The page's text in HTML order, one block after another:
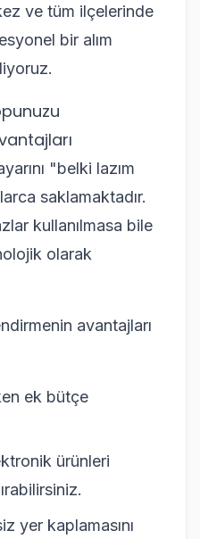
ve tüm ilçelerinde
bir alım
"belki lazım
saklamaktadır.
kullanılmasa bile
olarak
avantajları
ek bütçe
ürünleri
yer kaplamasını